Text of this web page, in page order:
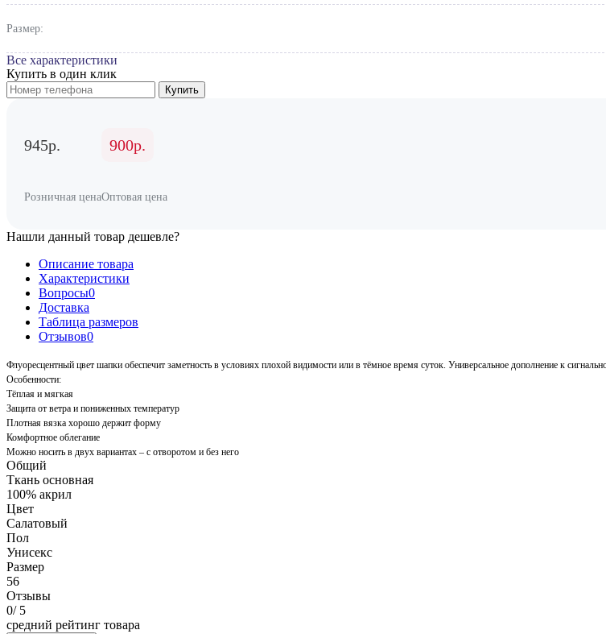
Размер:
Все характеристики
Купить в один клик
Купить
945р.
Розничная цена
900р.
Оптовая цена
Нашли данный товар дешевле?
Описание товара
Характеристики
Вопросы0
Доставка
Таблица размеров
Отзывов0
Флуоресцентный цвет шапки обеспечит заметность в условиях плохой видимости или в тёмное время суток. Универсальное дополнение к
Особенности:
Тёплая и мягкая
Защита от ветра и пониженных температур
Плотная вязка хорошо держит форму
Комфортное облегание
Можно носить в двух вариантах – с отворотом и без него
Общий
Ткань основная
100% акрил
Цвет
Салатовый
Пол
Унисекс
Размер
56
Отзывы
0/ 5
средний рейтинг товара